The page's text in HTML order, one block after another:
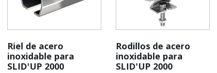
Riel de acero
inoxidable para
SLID'UP 2000
Rodillos de acero
inoxidable para
SLID'UP 2000